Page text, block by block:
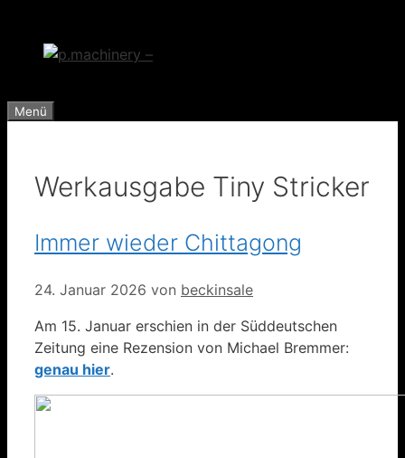
springen
Menü
Werkausgabe Tiny Stricker
Immer wieder Chittagong
24. Januar 2026 von beckinsale
Am 15. Januar erschien in der Süddeutschen
Zeitung eine Rezension von Michael Bremmer:
genau hier.